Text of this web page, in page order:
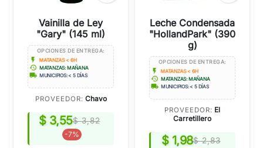
Vainilla de Ley
"Gary" (145 ml)
OPCIONES DE ENTREGA:
flash_on MATANZAS < 6H
history MATANZAS: MAÑANA
local_shipping MUNICIPIOS: < 5 DÍAS
PROVEEDOR: Chavo
$ 3,55$ 3,82
-7%
Leche Condensada
"HollandPark" (390
g)
OPCIONES DE ENTREGA:
flash_on MATANZAS < 6H
history MATANZAS: MAÑANA
local_shipping MUNICIPIOS: < 5 DÍAS
PROVEEDOR: El
Carretillero
$ 1,98$ 2,83